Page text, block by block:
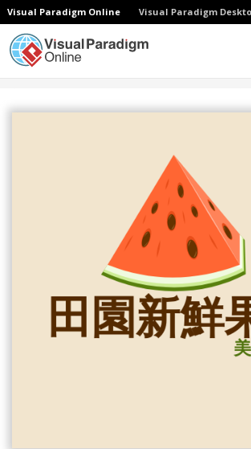
Visual Paradigm Online Visual Paradigm